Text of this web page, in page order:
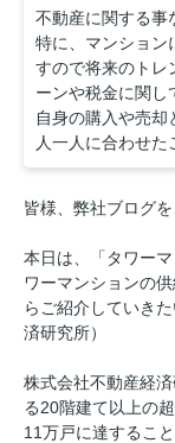
不動産に関する事
特に、マンション
すので将来のトレ
ーンや税金に関し
自身の購入や売
人一人に合わせた
皆様、弊社ブログ
本日は、「タワー
ワーマンションの
らご紹介していき
済研究所）
株式会社不動産経
る20階建て以上の
11万戸に達するこ